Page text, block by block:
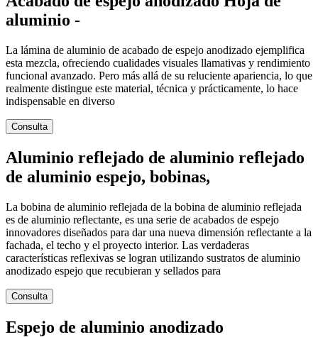
aluminio -
La lámina de aluminio de acabado de espejo anodizado ejemplifica
esta mezcla, ofreciendo cualidades visuales llamativas y rendimiento
funcional avanzado. Pero más allá de su reluciente apariencia, lo que
realmente distingue este material, técnica y prácticamente, lo hace
indispensable en diverso
Consulta
Aluminio reflejado de aluminio reflejado
de aluminio espejo, bobinas,
La bobina de aluminio reflejada de la bobina de aluminio reflejada
es de aluminio reflectante, es una serie de acabados de espejo
innovadores diseñados para dar una nueva dimensión reflectante a la
fachada, el techo y el proyecto interior. Las verdaderas
características reflexivas se logran utilizando sustratos de aluminio
anodizado espejo que recubieran y sellados para
Consulta
Espejo de aluminio anodizado